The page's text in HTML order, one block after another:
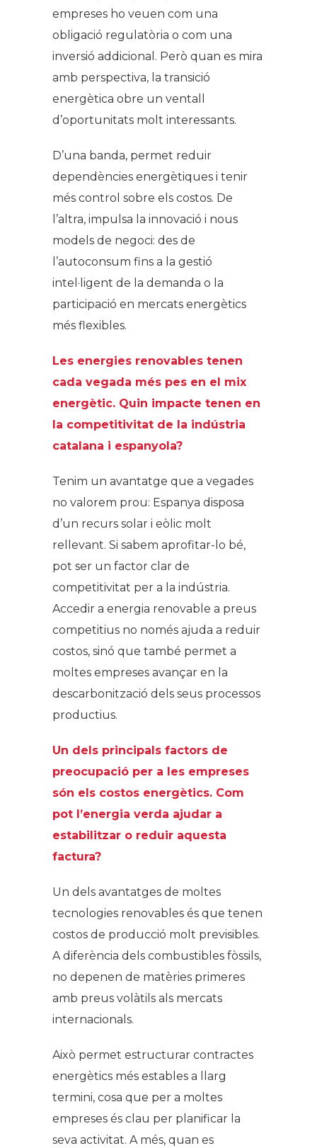
empreses ho veuen com una
obligació regulatòria o com una
inversió addicional. Però quan es mira
amb perspectiva, la transició
energètica obre un ventall
d’oportunitats molt interessants.
D’una banda, permet reduir
dependències energètiques i tenir
més control sobre els costos. De
l’altra, impulsa la innovació i nous
models de negoci: des de
l’autoconsum fins a la gestió
intel·ligent de la demanda o la
participació en mercats energètics
més flexibles.
Les energies renovables tenen
cada vegada més pes en el mix
energètic. Quin impacte tenen en
la competitivitat de la indústria
catalana i espanyola?
Tenim un avantatge que a vegades
no valorem prou: Espanya disposa
d’un recurs solar i eòlic molt
rellevant. Si sabem aprofitar-lo bé,
pot ser un factor clar de
competitivitat per a la indústria.
Accedir a energia renovable a preus
competitius no només ajuda a reduir
costos, sinó que també permet a
moltes empreses avançar en la
descarbonització dels seus processos
productius.
Un dels principals factors de
preocupació per a les empreses
són els costos energètics. Com
pot l’energia verda ajudar a
estabilitzar o reduir aquesta
factura?
Un dels avantatges de moltes
tecnologies renovables és que tenen
costos de producció molt previsibles.
A diferència dels combustibles fòssils,
no depenen de matèries primeres
amb preus volàtils als mercats
internacionals.
Això permet estructurar contractes
energètics més estables a llarg
termini, cosa que per a moltes
empreses és clau per planificar la
seva activitat. A més, quan es